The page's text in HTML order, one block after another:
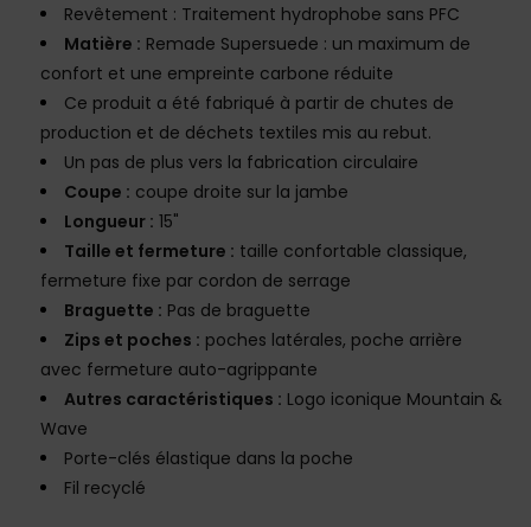
Revêtement : Traitement hydrophobe sans PFC
Matière : Remade Supersuede : un maximum de
confort et une empreinte carbone réduite
Ce produit a été fabriqué à partir de chutes de
production et de déchets textiles mis au rebut.
Un pas de plus vers la fabrication circulaire
Coupe : coupe droite sur la jambe
Longueur : 15"
Taille et fermeture : taille confortable classique,
fermeture fixe par cordon de serrage
Braguette : Pas de braguette
Zips et poches : poches latérales, poche arrière
avec fermeture auto-agrippante
Autres caractéristiques : Logo iconique Mountain &
Wave
Porte-clés élastique dans la poche
Fil recyclé